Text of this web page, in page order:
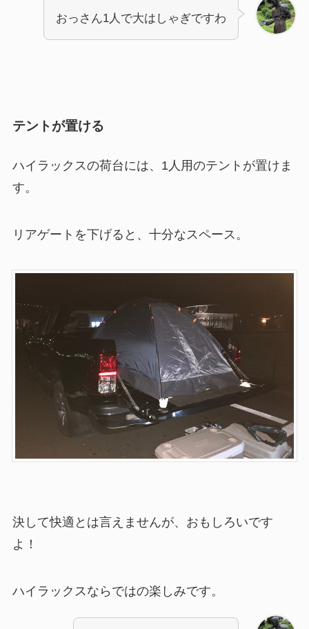
おっさん1人で大はしゃぎですわ
テントが置ける
ハイラックスの荷台には、1人用のテントが置けま
す。
リアゲートを下げると、十分なスペース。
決して快適とは言えませんが、おもしろいです
よ！
ハイラックスならではの楽しみです。